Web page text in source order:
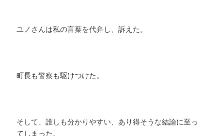
ユノさんは私の言葉を代弁し、訴えた。
町長も警察も駆けつけた。
そして、誰しも分かりやすい、あり得そうな結論に至っ
てしまった。